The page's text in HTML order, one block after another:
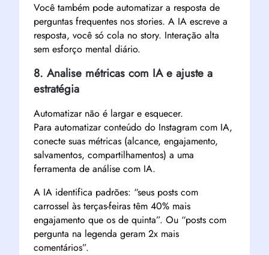
Você também pode automatizar a resposta de
perguntas frequentes nos stories. A IA escreve a
resposta, você só cola no story. Interação alta
sem esforço mental diário.
8. Analise métricas com IA e ajuste a
estratégia
Automatizar não é largar e esquecer.
Para automatizar conteúdo do Instagram com IA,
conecte suas métricas (alcance, engajamento,
salvamentos, compartilhamentos) a uma
ferramenta de análise com IA.
A IA identifica padrões: “seus posts com
carrossel às terças-feiras têm 40% mais
engajamento que os de quinta”. Ou “posts com
pergunta na legenda geram 2x mais
comentários”.